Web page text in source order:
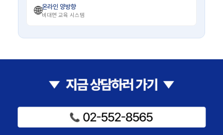
🌐온라인 양방향
비대면 교육 시스템